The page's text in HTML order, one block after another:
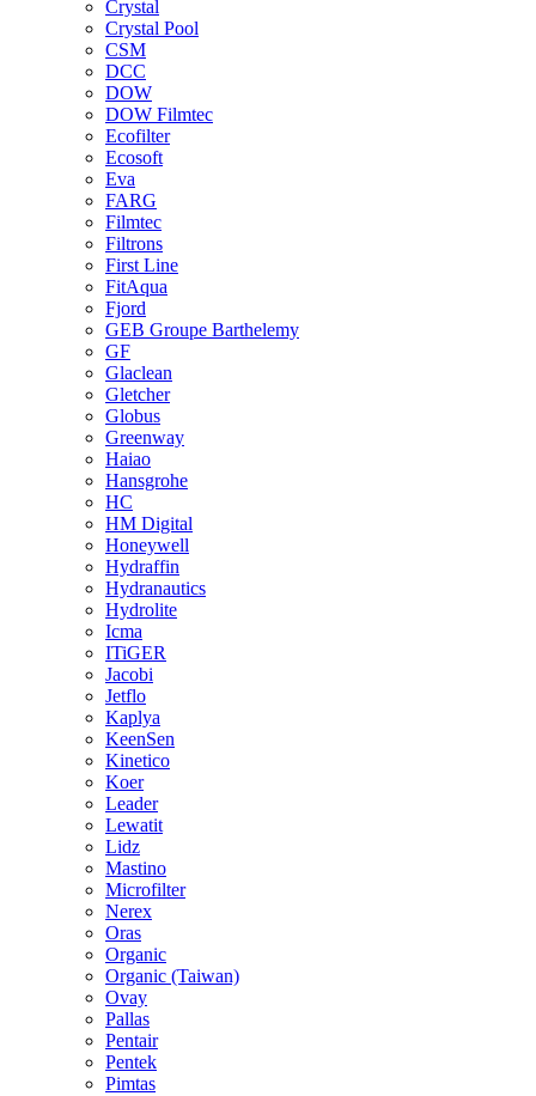
Crystal
Crystal Pool
CSM
DCC
DOW
DOW Filmtec
Ecofilter
Ecosoft
Eva
FARG
Filmtec
Filtrons
First Line
FitAqua
Fjord
GEB Groupe Barthelemy
GF
Glaclean
Gletcher
Globus
Greenway
Haiao
Hansgrohe
HC
HM Digital
Honeywell
Hydraffin
Hydranautics
Hydrolite
Icma
ITiGER
Jacobi
Jetflo
Kaplya
KeenSen
Kinetico
Koer
Leader
Lewatit
Lidz
Mastino
Microfilter
Nerex
Oras
Organic
Organic (Taiwan)
Ovay
Pallas
Pentair
Pentek
Pimtas